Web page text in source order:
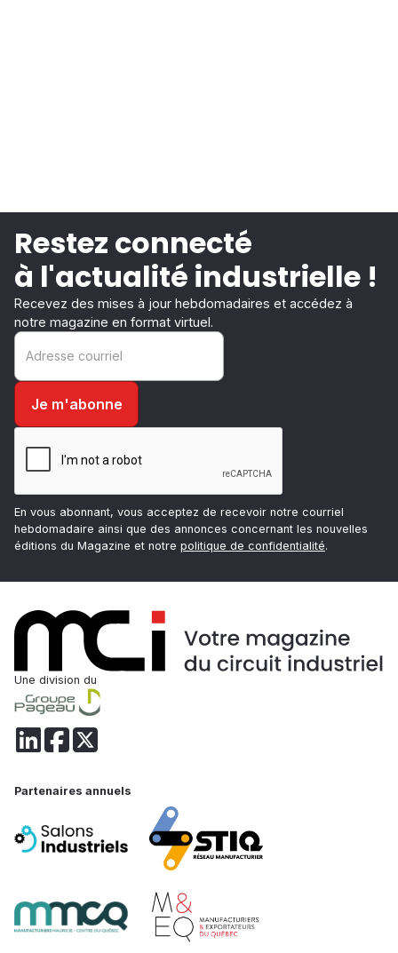
Restez connecté
à l'actualité industrielle !
Recevez des mises à jour hebdomadaires et accédez à
notre magazine en format virtuel.
En vous abonnant, vous acceptez de recevoir notre courriel
hebdomadaire ainsi que des annonces concernant les nouvelles
éditions du Magazine et notre politique de confidentialité.
Une division du
Partenaires annuels